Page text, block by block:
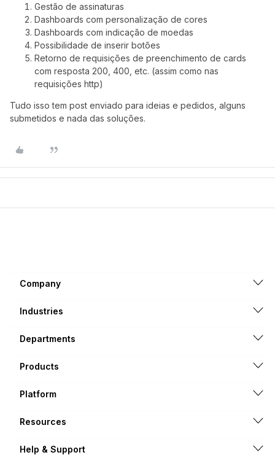
Gestão de assinaturas
Dashboards com personalização de cores
Dashboards com indicação de moedas
Possibilidade de inserir botões
Retorno de requisições de preenchimento de cards
com resposta 200, 400, etc. (assim como nas
requisições http)
Tudo isso tem post enviado para ideias e pedidos, alguns
submetidos e nada das soluções.
Company
Industries
Departments
Products
Platform
Resources
Help & Support